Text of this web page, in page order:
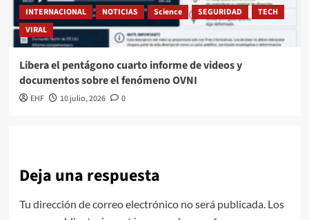
INTERNACIONAL NOTICIAS Science SEGURIDAD
TECH
VIRAL
Libera el pentágono cuarto informe de videos y
documentos sobre el fenómeno OVNI
EHF 10 julio, 2026 0
Deja una respuesta
Tu dirección de correo electrónico no será publicada. Los